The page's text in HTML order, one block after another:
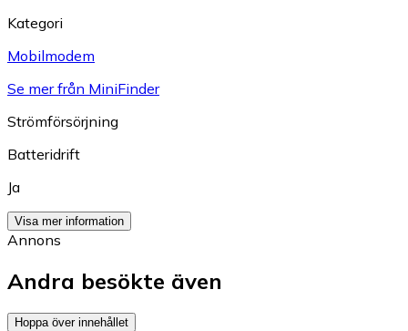
Kategori
Mobilmodem
Se mer från MiniFinder
Strömförsörjning
Batteridrift
Ja
Visa mer information
Annons
Andra besökte även
Hoppa över innehållet